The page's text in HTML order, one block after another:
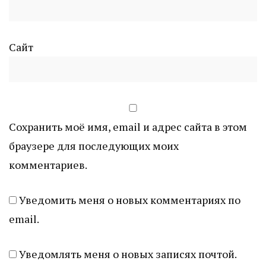
Сайт
Сохранить моё имя, email и адрес сайта в этом
браузере для последующих моих
комментариев.
Уведомить меня о новых комментариях по
email.
Уведомлять меня о новых записях почтой.